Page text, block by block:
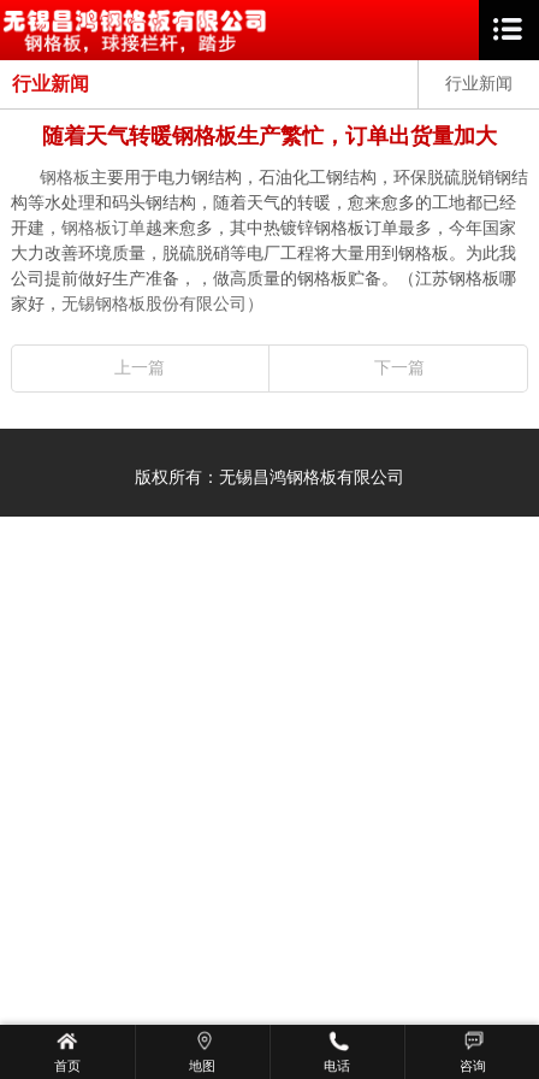
行业新闻
行业新闻
随着天气转暖钢格板生产繁忙，订单出货量加大
钢格板主要用于电力钢结构，石油化工钢结构，环保脱硫脱销钢结
构等水处理和码头钢结构，随着天气的转暖，愈来愈多的工地都已经
开建， 钢格板订单越来愈多，其中热镀锌钢格板订单最多，今年国家
大力改善环境质量，脱硫脱硝等电厂工程将大量用到钢格板。为此我
公司提前做好生产准备，，做高质量的钢格板贮备。（江苏钢格板哪
家好， 无锡钢格板股份有限公司）
上一篇 下一篇
版权所有：无锡昌鸿钢格板有限公司
首页 地图 电话 咨询